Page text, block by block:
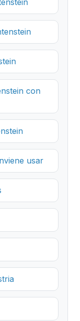
con
usar